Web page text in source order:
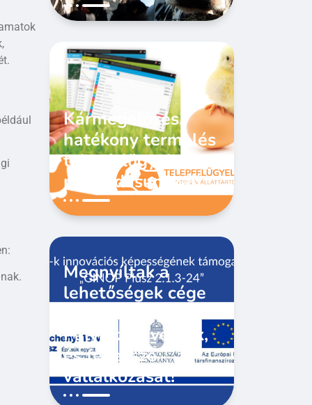
Kármegelőzés,
hatékony termelés
telepfelügyeleti
megoldásunkkal!
Megnyíltak a
lehetőségek cége
fejlesztésére!
Pályázzon velünk,
és fejlessze
vállalkozását!